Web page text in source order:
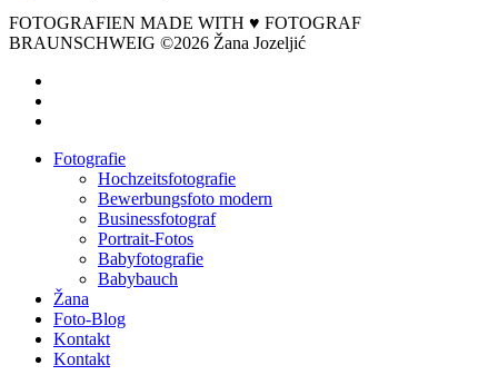
FOTOGRAFIEN MADE WITH ♥ FOTOGRAF
BRAUNSCHWEIG ©2026 Žana Jozeljić
Close
Fotografie
Hochzeitsfotografie
Bewerbungsfoto modern
Businessfotograf
Portrait-Fotos
Babyfotografie
Babybauch
Žana
Foto-Blog
Kontakt
Kontakt